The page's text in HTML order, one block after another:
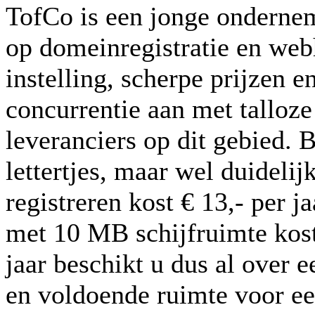
TofCo is een jonge
op domeinregistratie en
instelling, scherpe prijzen
concurrentie aan met
leveranciers op dit gebied.
lettertjes, maar wel
registreren kost € 13,- per
met 10 MB schijfruimte
jaar beschikt u dus al over
en voldoende ruimte voor